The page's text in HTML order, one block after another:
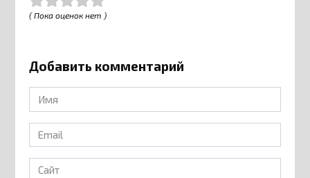
( Пока оценок нет )
Добавить комментарий
Имя
*
Email
*
Сайт